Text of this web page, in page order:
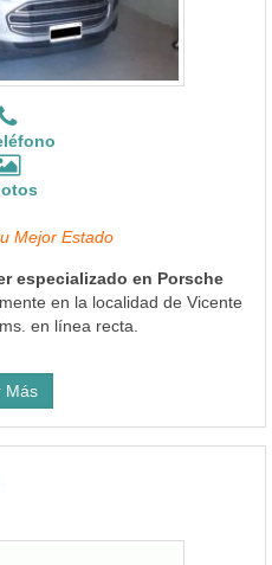
Mejor Estado
especializado en Porsche
en la localidad de Vicente
en línea recta.
Más